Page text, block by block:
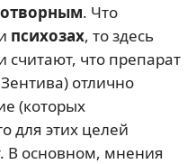
. Что
психозах, то здесь
считают, что препарат
отлично
(которых
для этих целей
В основном, мнения